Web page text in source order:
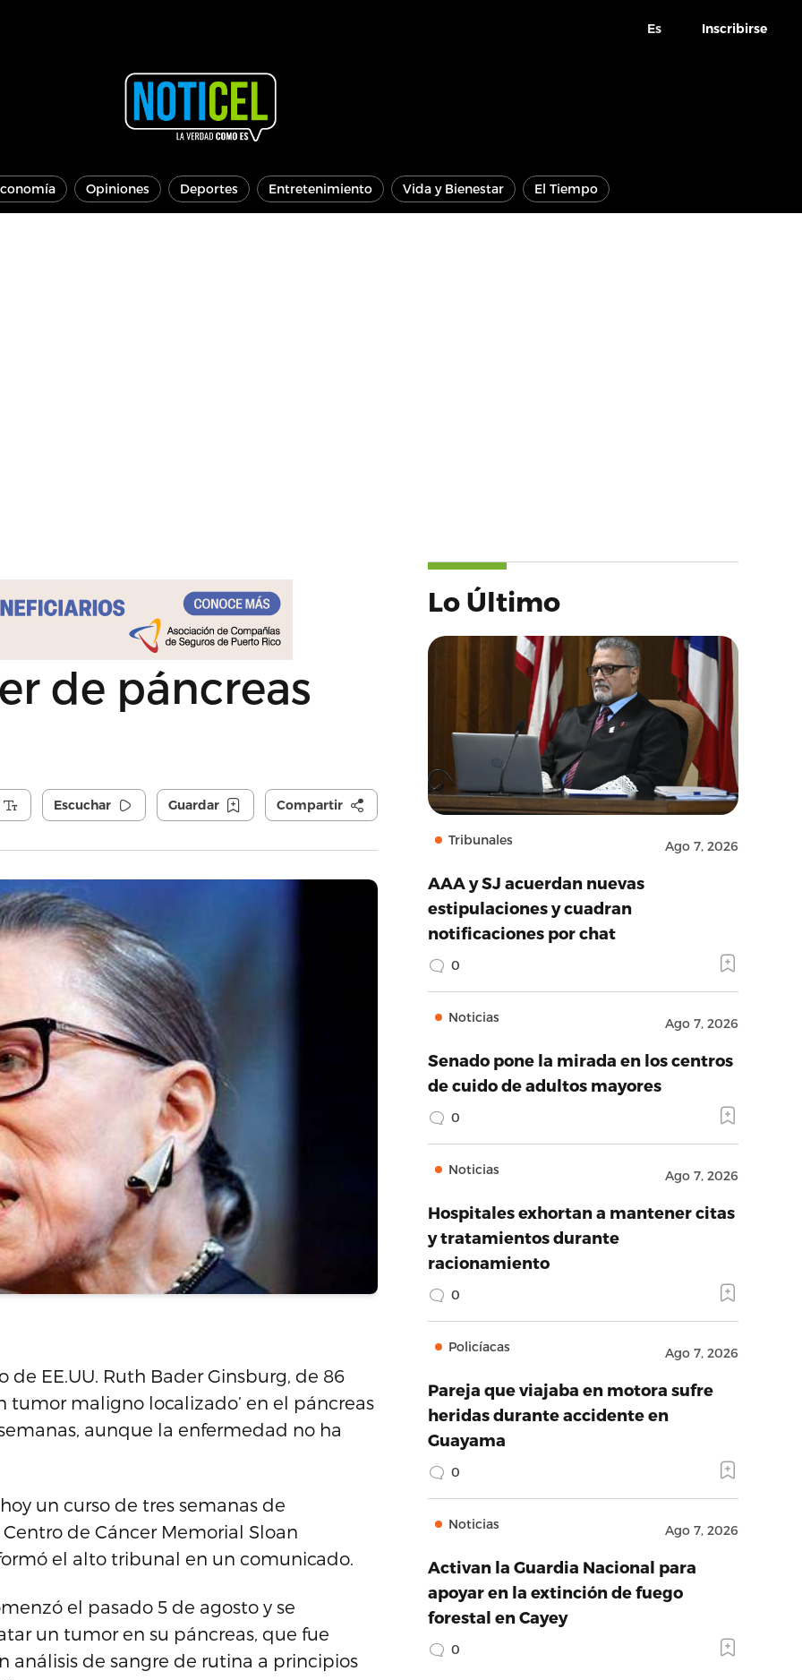
Es Inscribirse
Opiniones Deportes Entretenimiento Vida y Bienestar El Tiempo
de páncreas
Escuchar Guardar Compartir
EE.UU. Ruth Bader Ginsburg, de 86
tumor maligno localizado’ en el páncreas
aunque la enfermedad no ha
un curso de tres semanas de
de Cáncer Memorial Sloan
el alto tribunal en un comunicado.
el pasado 5 de agosto y se
un tumor en su páncreas, que fue
de sangre de rutina a principios
Lo Último
Tribunales Ago 7, 2026
AAA y SJ acuerdan nuevas
estipulaciones y cuadran
notificaciones por chat
0
Noticias Ago 7, 2026
Senado pone la mirada en los centros
de cuido de adultos mayores
0
Noticias Ago 7, 2026
Hospitales exhortan a mantener citas
y tratamientos durante
racionamiento
0
Policíacas Ago 7, 2026
Pareja que viajaba en motora sufre
heridas durante accidente en
Guayama
0
Noticias Ago 7, 2026
Activan la Guardia Nacional para
apoyar en la extinción de fuego
forestal en Cayey
0